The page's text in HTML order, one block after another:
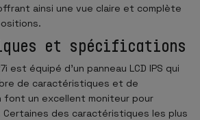
ainsi une vue claire et complète
et spécifications
est équipé d'un panneau LCD IPS qui
de caractéristiques et de
font un excellent moniteur pour
des caractéristiques les plus